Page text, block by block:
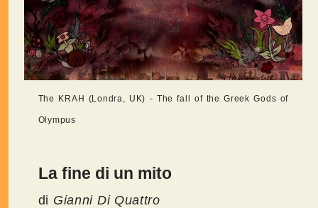
The KRAH (Londra, UK) - The fall of the Greek Gods of
Olympus
La fine di un mito
di Gianni Di Quattro